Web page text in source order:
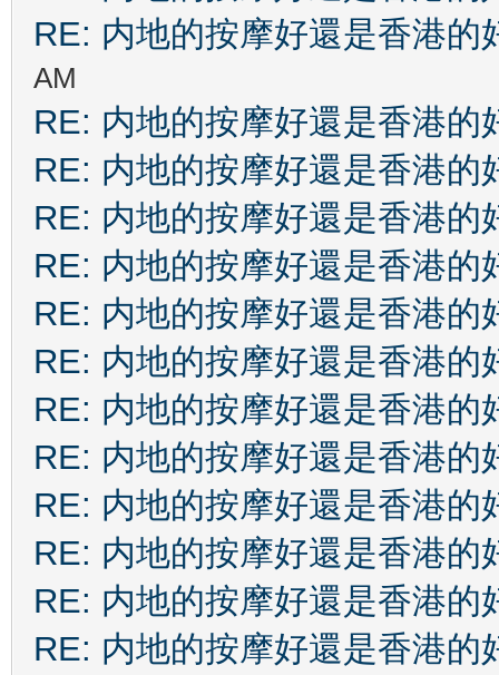
RE: 内地的按摩好還是香港的
AM
RE: 内地的按摩好還是香港的
RE: 内地的按摩好還是香港的
RE: 内地的按摩好還是香港的
RE: 内地的按摩好還是香港的
RE: 内地的按摩好還是香港的
RE: 内地的按摩好還是香港的
RE: 内地的按摩好還是香港的
RE: 内地的按摩好還是香港的
RE: 内地的按摩好還是香港的
RE: 内地的按摩好還是香港的
RE: 内地的按摩好還是香港的
RE: 内地的按摩好還是香港的